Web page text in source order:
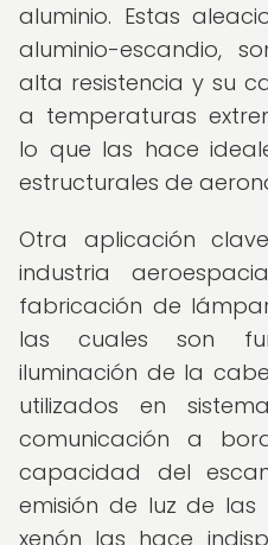
aluminio. Estas
aluminio-escandio,
alta resistencia y su
a temperaturas
lo que las hace
estructurales de
Otra aplicación
industria
fabricación de
las cuales son
iluminación de la
utilizados en
comunicación a
capacidad del
emisión de luz de
xenón las hace